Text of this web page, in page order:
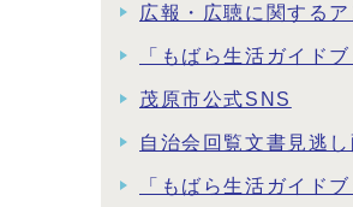
広報・広聴に関する
「もばら生活ガイド
茂原市公式SNS
自治会回覧文書見逃
「もばら生活ガイド